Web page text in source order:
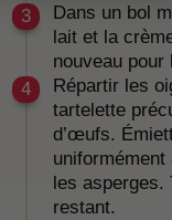
Dans un bol
lait et la
nouveau pour
Répartir les
tartelette
d’œufs.
les asperges.
restant.